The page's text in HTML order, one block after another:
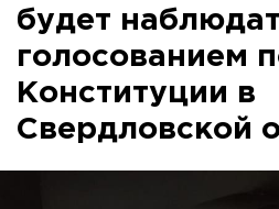
будет
голосованием
Конституции в
Свердловской